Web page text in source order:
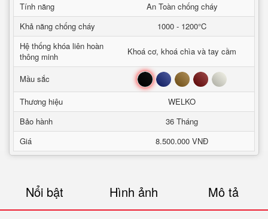
Tính năng
An Toàn chống cháy
Khả năng chống cháy
1000 - 1200°C
Hệ thống khóa liên hoàn
thông minh
Khoá cơ, khoá chìa và tay cầm
Mầu sắc Đen Xanh Nâu Đỏ Trắng
Thương hiệu
WELKO
Bảo hành
36 Tháng
Giá
8.500.000 VNĐ
Nổi bật Hình ảnh Mô tả